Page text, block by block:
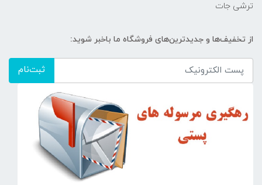
ترشی جات
از تخفیف‌ها و جدیدترین‌های فروشگاه ما باخبر شوید:
ثبت‌نام